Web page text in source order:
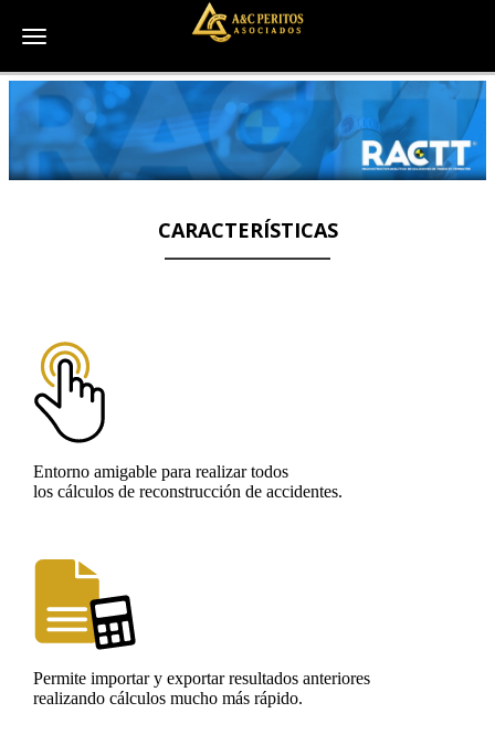
Toggle navigation
CARACTERÍSTICAS
Entorno amigable para realizar todos
los cálculos de reconstrucción de accidentes.
Permite importar y exportar resultados anteriores
realizando cálculos mucho más rápido.